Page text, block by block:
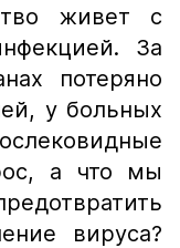
живет с
За
потеряно
у больных
а что мы
вируса?